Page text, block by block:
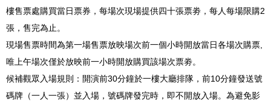
樓售票處購買當日票券，每場次現場提供四十張票劵，每人每場限購2
張，售完為止。
現場售票時間為第一場售票放映場次前一個小時開放當日各場次購票,
唯上午場次僅於放映前一小時開放購買該場次票劵。
候補觀眾入場規則：開演前30分鐘於一樓大廳排隊，前10分鐘發送號
碼牌（一人一張）並入場，號碼牌發完時，即不開放入場。為避免影